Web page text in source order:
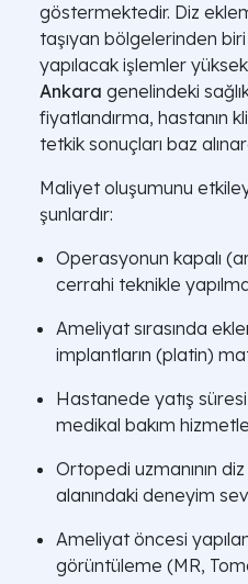
göstermektedir. Diz
taşıyan bölgelerinden
yapılacak işlemler
Ankara genelindeki
fiyatlandırma, hastanın
tetkik sonuçları baz
Maliyet oluşumunu
şunlardır:
Operasyonun kapalı
cerrahi teknikle
Ameliyat sırasında
implantların (platin)
Hastanede yatış
medikal bakım
Ortopedi uzmanının
alanındaki deneyim
Ameliyat öncesi
görüntüleme (MR,